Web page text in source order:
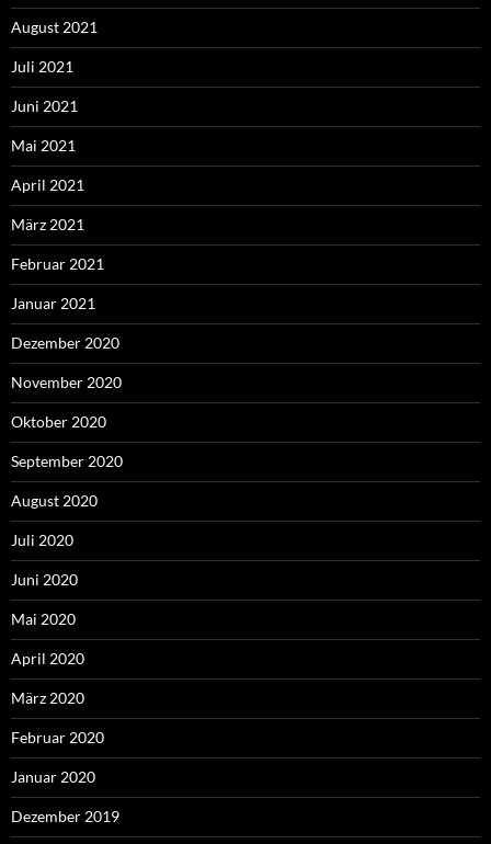
August 2021
Juli 2021
Juni 2021
Mai 2021
April 2021
März 2021
Februar 2021
Januar 2021
Dezember 2020
November 2020
Oktober 2020
September 2020
August 2020
Juli 2020
Juni 2020
Mai 2020
April 2020
März 2020
Februar 2020
Januar 2020
Dezember 2019